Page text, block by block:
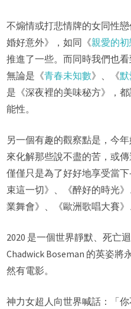
不煽情或打悲情牌的女同性
婚好意外》，如同《親愛的
推進了一些。而同時我們也
無論是《青春未知數》、《默
是《深夜裡的美味秘方》，
能性。
另一個有趣的觀察點是，今
來化解那些說不盡的苦，或
僅僅只是為了好好地享受當
束這一切》、《醉好的時光
業舞會》、《歐洲歌唱大賽
2020 是一個世界靜默、死亡
Chadwick Boseman 的英姿
然有電影。
神力女超人向世界喊話：「